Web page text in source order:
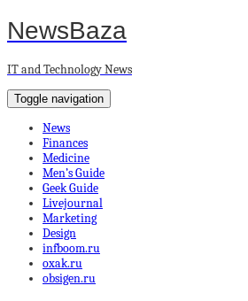
NewsBaza
IT and Technology News
Toggle navigation
News
Finances
Medicine
Men’s Guide
Geek Guide
Livejournal
Marketing
Design
infboom.ru
oxak.ru
obsigen.ru